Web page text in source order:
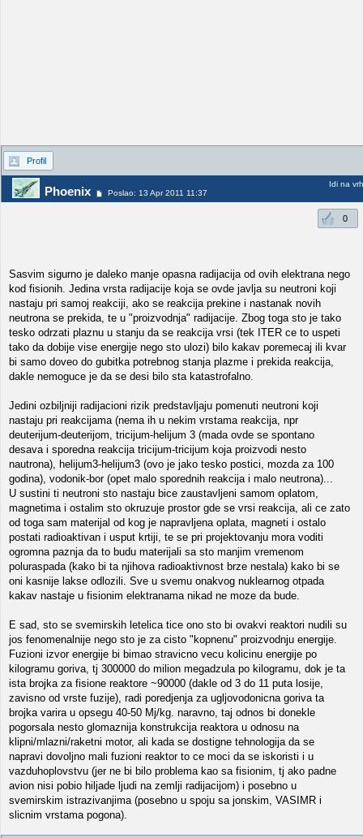
Profil
Phoenix Poslao: 13 Apr 2011 11:37
Idi na vrh
0
Sasvim sigurno je daleko manje opasna radijacija od ovih elektrana nego
kod fisionih. Jedina vrsta radijacije koja se ovde javlja su neutroni koji
nastaju pri samoj reakciji, ako se reakcija prekine i nastanak novih
neutrona se prekida, te u "proizvodnja" radijacije. Zbog toga sto je tako
tesko odrzati plaznu u stanju da se reakcija vrsi (tek ITER ce to uspeti
tako da dobije vise energije nego sto ulozi) bilo kakav poremecaj ili kvar
bi samo doveo do gubitka potrebnog stanja plazme i prekida reakcija,
dakle nemoguce je da se desi bilo sta katastrofalno.
Jedini ozbiljniji radijacioni rizik predstavljaju pomenuti neutroni koji
nastaju pri reakcijama (nema ih u nekim vrstama reakcija, npr
deuterijum-deuterijom, tricijum-helijum 3 (mada ovde se spontano
desava i sporedna reakcija tricijum-tricijum koja proizvodi nesto
nautrona), helijum3-helijum3 (ovo je jako tesko postici, mozda za 100
godina), vodonik-bor (opet malo sporednih reakcija i malo neutrona)...
U sustini ti neutroni sto nastaju bice zaustavljeni samom oplatom,
magnetima i ostalim sto okruzuje prostor gde se vrsi reakcija, ali ce zato
od toga sam materijal od kog je napravljena oplata, magneti i ostalo
postati radioaktivan i usput krtiji, te se pri projektovanju mora voditi
ogromna paznja da to budu materijali sa sto manjim vremenom
poluraspada (kako bi ta njihova radioaktivnost brze nestala) kako bi se
oni kasnije lakse odlozili. Sve u svemu onakvog nuklearnog otpada
kakav nastaje u fisionim elektranama nikad ne moze da bude.
E sad, sto se svemirskih letelica tice ono sto bi ovakvi reaktori nudili su
jos fenomenalnije nego sto je za cisto "kopnenu" proizvodnju energije.
Fuzioni izvor energije bi bimao stravicno vecu kolicinu energije po
kilogramu goriva, tj 300000 do milion megadzula po kilogramu, dok je ta
ista brojka za fisione reaktore ~90000 (dakle od 3 do 11 puta losije,
zavisno od vrste fuzije), radi poredjenja za ugljovodonicna goriva ta
brojka varira u opsegu 40-50 Mj/kg. naravno, taj odnos bi donekle
pogorsala nesto glomaznija konstrukcija reaktora u odnosu na
klipni/mlazni/raketni motor, ali kada se dostigne tehnologija da se
napravi dovoljno mali fuzioni reaktor to ce moci da se iskoristi i u
vazduhoplovstvu (jer ne bi bilo problema kao sa fisionim, tj ako padne
avion nisi pobio hiljade ljudi na zemlji radijacijom) i posebno u
svemirskim istrazivanjima (posebno u spoju sa jonskim, VASIMR i
slicnim vrstama pogona).